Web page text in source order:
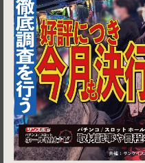
東京都葛飾区金町６丁目４−２